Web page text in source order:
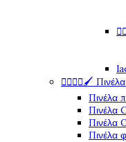

🖌️
Πινέλα
Πινέλα
Πινέλα
Πινέλα